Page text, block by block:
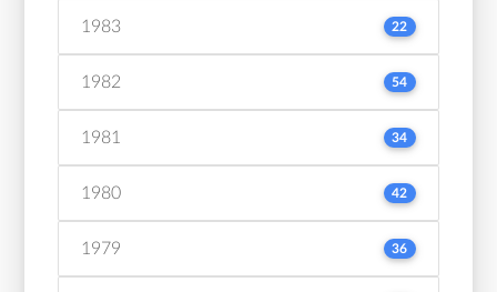
1983 22
1982 54
1981 34
1980 42
1979 36